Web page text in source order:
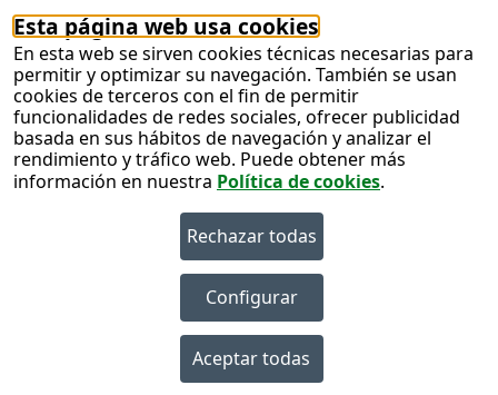
Esta página web usa cookies
En esta web se sirven cookies técnicas necesarias para
permitir y optimizar su navegación. También se usan
cookies de terceros con el fin de permitir
funcionalidades de redes sociales, ofrecer publicidad
basada en sus hábitos de navegación y analizar el
rendimiento y tráfico web. Puede obtener más
información en nuestra Política de cookies.